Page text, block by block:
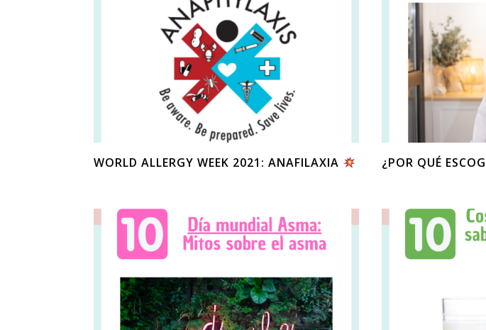
WORLD ALLERGY WEEK 2021: ANAFILAXIA ¿POR QUÉ